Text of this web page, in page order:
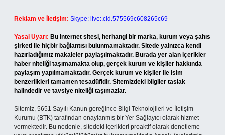
Reklam ve İletişim: Skype: live:.cid.575569c608265c69
Yasal Uyarı: Bu internet sitesi, herhangi bir marka, kurum veya şahıs
şirketi ile hiçbir bağlantısı bulunmamaktadır. Sitede yalnızca kendi
hazırladığımız makaleler paylaşılmaktadır. Burada yer alan içerikler
haber niteliği taşımamakta olup, gerçek kurum ve kişiler hakkında
paylaşım yapılmamaktadır. Gerçek kurum ve kişiler ile isim
benzerlikleri tamamen tesadüfidir. Sitemizdeki bilgiler taslak
halindedir ve tavsiye niteliği taşımazlar.
Sitemiz, 5651 Sayılı Kanun gereğince Bilgi Teknolojileri ve İletişim
Kurumu (BTK) tarafından onaylanmış bir Yer Sağlayıcı olarak hizmet
vermektedir. Bu nedenle, sitedeki içerikleri proaktif olarak denetleme